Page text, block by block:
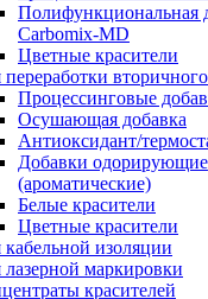
Полифункциональная
Carbomix-MD
Цветные красители
переработки
Процессинговые
Осушающая добавка
Антиоксидант/
Добавки одорирующие
(ароматические)
Белые красители
Цветные красители
кабельной изоляции
лазерной маркировки
красителей